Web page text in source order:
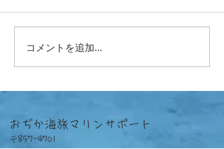
23-7月藻場報告
コメントを追加…
おぢか海旅マリンサポート
〒857-4701